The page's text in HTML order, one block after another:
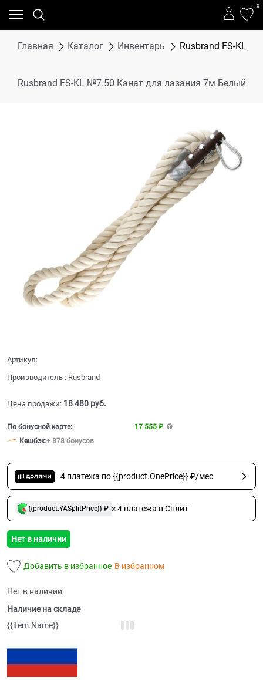
0
Главная Каталог Инвентарь Rusbrand FS-KL
Rusbrand FS-KL №7.50 Канат для лазания 7м Белый
Артикул:
Производитель : Rusbrand
Цена продажи: 18 480 руб.
По бонусной карте:
17 555 ₽
Кешбэк:+ 878 бонусов
4 платежа по {{product.OnePrice}} ₽/мес
{{product.YASplitPrice}} ₽ × 4 платежа в Сплит
Нет в наличии
Добавить в избранное В избранном
Нет в наличии
Наличие на складе
{{item.Name}}